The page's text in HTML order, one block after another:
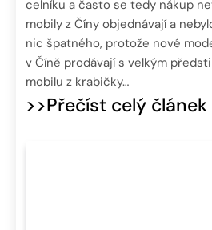
celníku a často se tedy nákup
mobily z Číny objednávají a
nic špatného, protože nové
v Číně prodávají s velkým
mobilu z krabičky…
>>Přečíst celý článek